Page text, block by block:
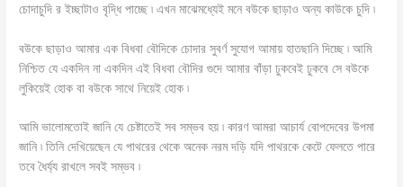
চোদাচুদি র ইচ্ছাটাও বৃদ্ধি পাচ্ছে ৷ এখন মাঝেমধ্যেই মনে বউকে ছাড়াও অন্য কাউকে চুদি ৷
বউকে ছাড়াও আমার এক বিধবা বৌদিকে চোদার সুবর্ণ সুযোগ আমায় হাতছানি দিচ্ছে ৷ আমি
নিশ্চিত যে একদিন না একদিন এই বিধবা বৌদির গুদে আমার বাঁড়া ঢুকবেই ঢুকবে সে বউকে
লুকিয়েই হোক বা বউকে সাথে নিয়েই হোক ৷
আমি ভালোমতোই জানি যে চেষ্টাতেই সব সম্ভব হয় ৷ কারণ আমরা আচার্য বোপদেবের উপমা
জানি ৷ তিনি দেখিয়েছেন যে পাথরের থেকে অনেক নরম দড়ি যদি পাথরকে কেটে ফেলতে পারে
তবে ধৈর্য্য রাখলে সবই সম্ভব ৷